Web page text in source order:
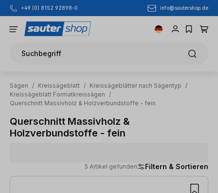
Zum Hauptinhalt springen
+49 (0) 8152 92898-0 info@sautershop.de
Suchbegriff
Sägen / Kreissägeblatt / Kreissägeblätter nach Sägentyp
/
Kreissägeblatt Formatkreissägen
/
Querschnitt Massivholz & Holzverbundstoffe - fein
Querschnitt Massivholz &
Holzverbundstoffe - fein
5 Artikel gefunden Filtern & Sortieren
5 Artikel gefunden